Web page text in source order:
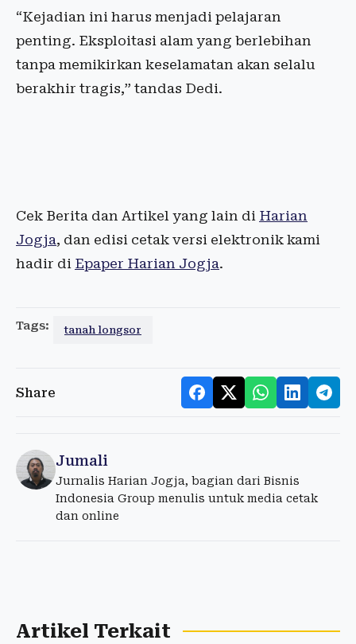
“Kejadian ini harus menjadi pelajaran
penting. Eksploitasi alam yang berlebihan
tanpa memikirkan keselamatan akan selalu
berakhir tragis,” tandas Dedi.
Cek Berita dan Artikel yang lain di Harian
Jogja, dan edisi cetak versi elektronik kami
hadir di Epaper Harian Jogja.
Tags: tanah longsor
Share
Jumali
Jurnalis Harian Jogja, bagian dari Bisnis
Indonesia Group menulis untuk media cetak
dan online
Artikel Terkait